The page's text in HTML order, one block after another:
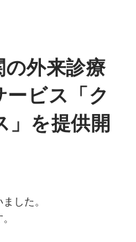
外来診療
ビス「ク
」を提供開
した。